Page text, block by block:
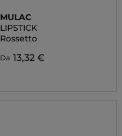
MULAC
LIPSTICK
Rossetto
Da 13,32 €